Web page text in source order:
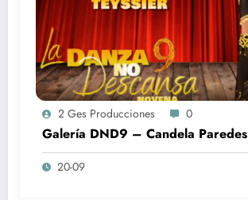
2 Ges Producciones 0
Galería DND9 – Candela Paredes
20-09